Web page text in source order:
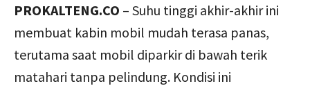
PROKALTENG.CO – Suhu tinggi akhir-akhir ini
membuat kabin mobil mudah terasa panas,
terutama saat mobil diparkir di bawah terik
matahari tanpa pelindung. Kondisi ini